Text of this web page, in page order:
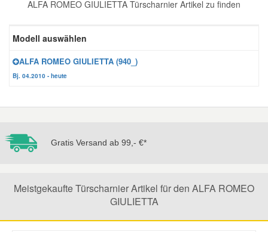
ALFA ROMEO GIULIETTA Türscharnier Artikel zu finden
Modell auswählen
ALFA ROMEO GIULIETTA (940_)
Bj. 04.2010 - heute
Gratis Versand ab 99,- €*
Meistgekaufte Türscharnier Artikel für den ALFA ROMEO
GIULIETTA
Zündanlage und Glühanlage
Jeep Ersatzteile
Kia Ersatzteile